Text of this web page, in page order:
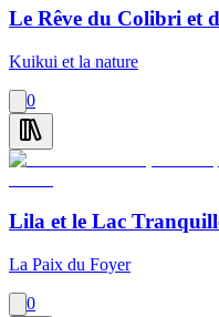
Le Rêve du Colibri et
Kuikui et la nature
0
Lila et le Lac
La Paix du Foyer
0